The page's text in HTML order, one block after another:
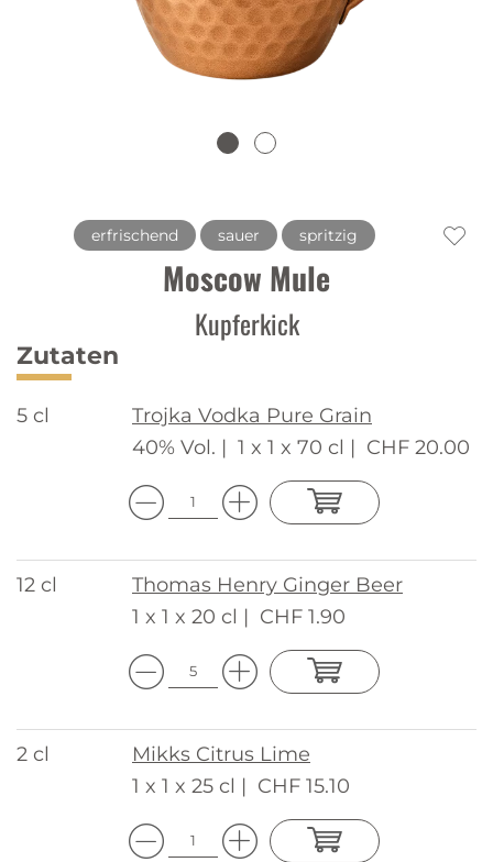
erfrischend sauer spritzig
Moscow Mule
Kupferkick
Zutaten
5 cl
Trojka Vodka Pure Grain
40% Vol. | 1 x 1 x 70 cl | CHF 20.00
12 cl
Thomas Henry Ginger Beer
1 x 1 x 20 cl | CHF 1.90
2 cl
Mikks Citrus Lime
1 x 1 x 25 cl | CHF 15.10